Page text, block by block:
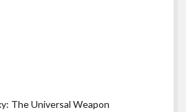
The Universal Weapon